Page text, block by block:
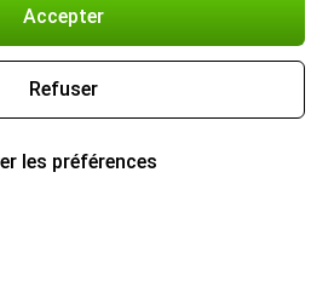
Accepter
Refuser
les préférences